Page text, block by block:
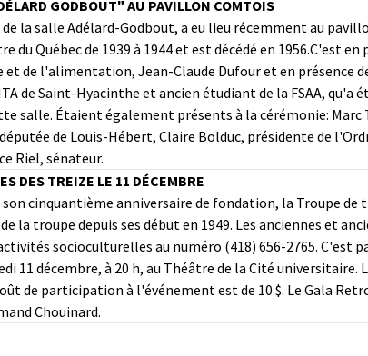
GODBOUT" AU PAVILLON COMTOIS
la salle Adélard-Godbout, a eu lieu récemment au
du Québec de 1939 à 1944 et est décédé en 1956.C'est
de l'alimentation, Jean-Claude Dufour et en présence
de Saint-Hyacinthe et ancien étudiant de la FSAA,
salle. Étaient également présents à la cérémonie:
de Louis-Hébert, Claire Bolduc, présidente de
Riel, sénateur.
DES TREIZE LE 11 DÉCEMBRE
son cinquantième anniversaire de fondation, la Troupe
la troupe depuis ses début en 1949. Les anciennes et
socioculturelles au numéro (418) 656-2765. C'est
11 décembre, à 20 h, au Théâtre de la Cité
de participation à l'événement est de 10 $. Le Gala
Chouinard.